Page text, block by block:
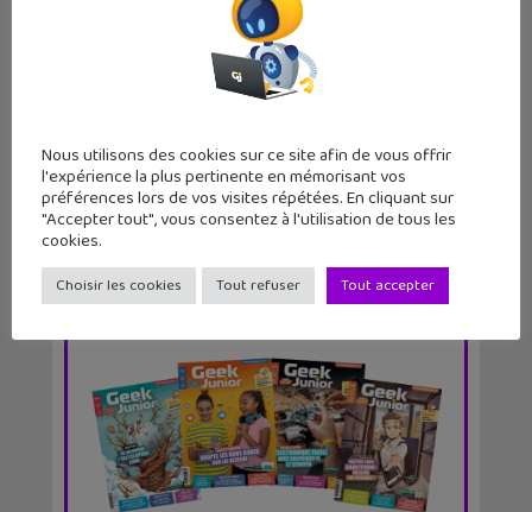
Vocageek #25 : c’est quoi le No Code
Nous utilisons des cookies sur ce site afin de vous offrir
l'expérience la plus pertinente en mémorisant vos
préférences lors de vos visites répétées. En cliquant sur
"Accepter tout", vous consentez à l'utilisation de tous les
cookies.
Choisir les cookies Tout refuser Tout accepter